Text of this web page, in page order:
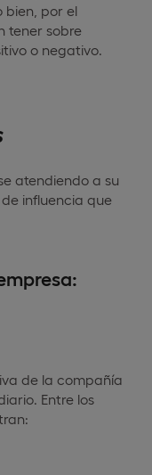
bien, por el
tener sobre
o negativo.
atendiendo a su
influencia que
de la compañía
Entre los